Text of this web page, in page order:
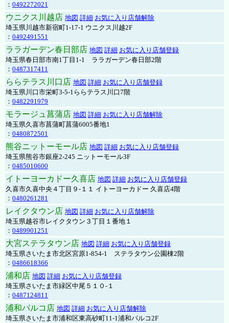
： 0492272021
ウニクス川越店 地図 詳細 お気に入り店舗解除
埼玉県川越市新宿町1-17-1 ウニクス川越2F
： 0492491551
ララガーデン春日部店 地図 詳細 お気に入り店舗登録
埼玉県春日部市南1丁目1-1 ララガーデン春日部2階
： 0487317411
ららテラス川口店 地図 詳細 お気に入り店舗登録
埼玉県川口市栄町3-5-1ららテラス川口7階
： 0482291979
モラージュ菖蒲店 地図 詳細 お気に入り店舗解除
埼玉県久喜市菖蒲町菖蒲6005番地1
： 0480872501
熊谷ニットーモール店 地図 詳細 お気に入り店舗登録
埼玉県熊谷市銀座2-245 ニットーモール3F
： 0485010600
イトーヨーカドー久喜店 地図 詳細 お気に入り店舗登録
久喜市久喜中央４丁目９-１１ イトーヨーカドー 久喜店4階
： 0480261281
レイクタウン店 地図 詳細 お気に入り店舗解除
埼玉県越谷市レイクタウン３丁目１番地１
： 0489901251
大宮ステラタウン店 地図 詳細 お気に入り店舗登録
埼玉県さいたま市北区宮原1-854-1 ステラタウン公園棟2階
： 0486618366
浦和店 地図 詳細 お気に入り店舗登録
埼玉県さいたま市緑区中尾５１０-１
： 0487124811
浦和パルコ店 地図 詳細 お気に入り店舗解除
埼玉県さいたま市浦和区東高砂町11-1浦和パルコ2F